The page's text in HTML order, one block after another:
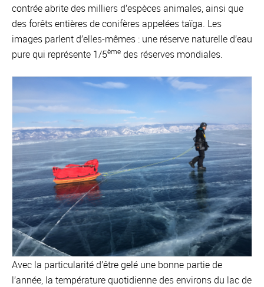
contrée abrite des milliers d’espèces animales, ainsi que
des forêts entières de conifères appelées taïga. Les
images parlent d’elles-mêmes : une réserve naturelle d’eau
pure qui représente 1/5ème des réserves mondiales.
Avec la particularité d’être gelé une bonne partie de
l’année, la température quotidienne des environs du lac de